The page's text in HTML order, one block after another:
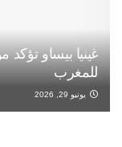
غينيا بيساو تؤكد
للمغرب
يونيو 29, 2026